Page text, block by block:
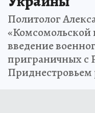
Политолог
«Комсомольской
введение
приграничных с